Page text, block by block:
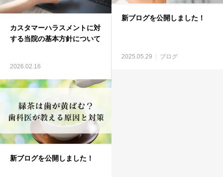
カスタマーハラスメントに対
する当院の基本方針について
2026.02.16
新ブログを公開しました！
2025.05.29 ブログ
新ブログを公開しました！